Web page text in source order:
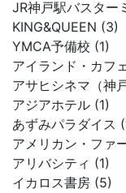
JR神戸駅バスター
KING&QUEEN (3)
YMCA予備校 (1)
アイランド・カフ
アサヒシネマ（神
アジアホテル (1)
あずみパラダイス
アメリカン・ファ
アリバシティ (1)
イカロス書房 (5)